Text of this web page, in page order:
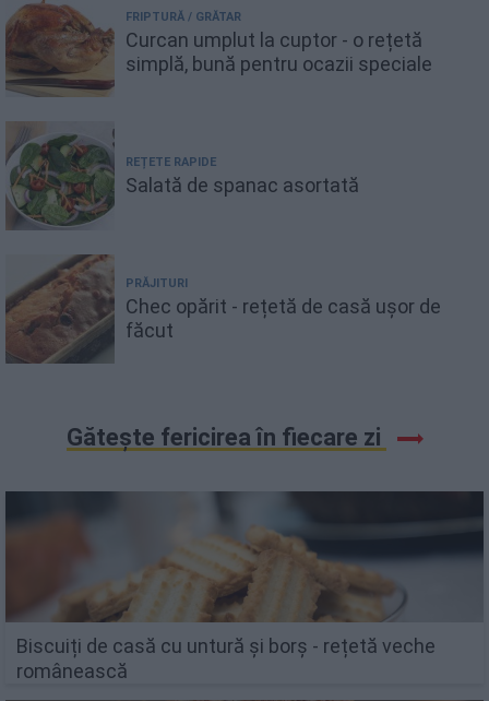
FRIPTURĂ / GRĂTAR
Curcan umplut la cuptor - o rețetă
simplă, bună pentru ocazii speciale
REȚETE RAPIDE
Salată de spanac asortată
PRĂJITURI
Chec opărit - rețetă de casă ușor de
făcut
Gătește fericirea în fiecare zi
Biscuiți de casă cu untură și borș - rețetă veche
românească